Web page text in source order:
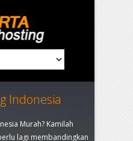
Indonesia
Murah? Kamilah
lagi membandingkan